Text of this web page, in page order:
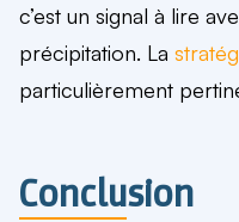
c’est un signal à lire
précipitation. La
particulièrement
Conclusion